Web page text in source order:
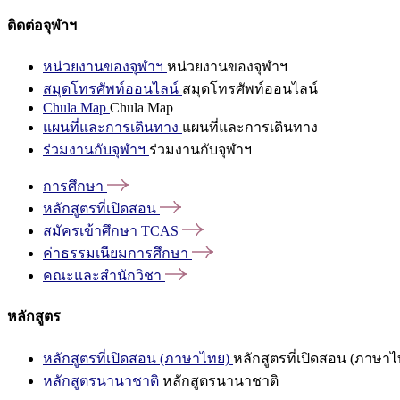
ติดต่อจุฬาฯ
หน่วยงานของจุฬาฯ หน่วยงานของจุฬาฯ
สมุดโทรศัพท์ออนไลน์ สมุดโทรศัพท์ออนไลน์
Chula Map Chula Map
แผนที่และการเดินทาง แผนที่และการเดินทาง
ร่วมงานกับจุฬาฯ ร่วมงานกับจุฬาฯ
การศึกษา
หลักสูตรที่เปิดสอน
สมัครเข้าศึกษา TCAS
ค่าธรรมเนียมการศึกษา
คณะและสำนักวิชา
หลักสูตร
หลักสูตรที่เปิดสอน (ภาษาไทย) หลักสูตรที่เปิดสอน (ภาษาไ
หลักสูตรนานาชาติ หลักสูตรนานาชาติ